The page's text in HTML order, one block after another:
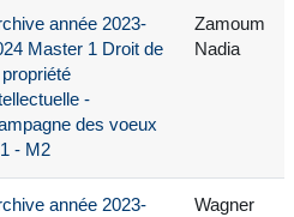
année 2023-
Master 1 Droit de
propriété
-
des voeux
- M2
Zamoum
Nadia
année 2023-
Wagner